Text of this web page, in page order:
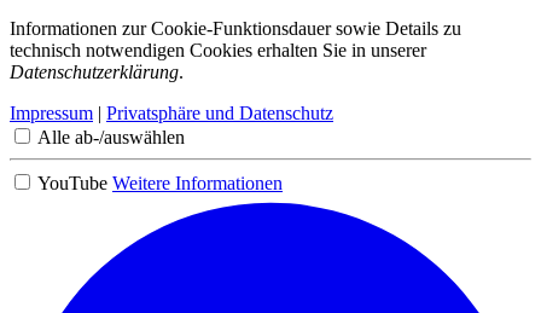
Informationen zur Cookie-Funktionsdauer sowie Details zu
technisch notwendigen Cookies erhalten Sie in unserer
Datenschutzerklärung.
Impressum | Privatsphäre und Datenschutz
Alle ab-/auswählen
YouTube Weitere Informationen